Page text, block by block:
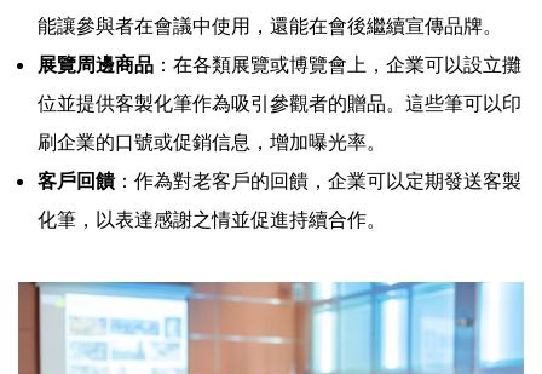
能讓參與者在會議中使用，還能在會後繼續宣傳品牌。
展覽周邊商品 ：在各類展覽或博覽會上，企業可以設立攤
位並提供客製化筆作為吸引參觀者的贈品。這些筆可以印
刷企業的口號或促銷信息，增加曝光率。
客戶回饋：作為對老客戶的回饋，企業可以定期發送客製
化筆，以表達感謝之情並促進持續合作。